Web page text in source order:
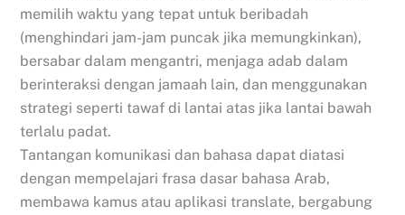
memilih waktu yang tepat untuk beribadah
(menghindari jam-jam puncak jika memungkinkan),
bersabar dalam mengantri, menjaga adab dalam
berinteraksi dengan jamaah lain, dan menggunakan
strategi seperti tawaf di lantai atas jika lantai bawah
terlalu padat.
Tantangan komunikasi dan bahasa dapat diatasi
dengan mempelajari frasa dasar bahasa Arab,
membawa kamus atau aplikasi translate, bergabung